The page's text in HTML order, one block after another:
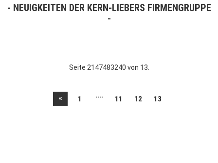
NEUIGKEITEN DER KERN-LIEBERS FIRMENGRUPPE
Seite 2147483240 von 13.
« 1 .... 11 12 13